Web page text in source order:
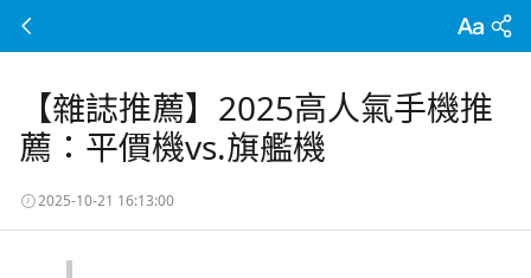
【雜誌推薦】2025高人氣手機推
薦：平價機vs.旗艦機
2025-10-21 16:13:00